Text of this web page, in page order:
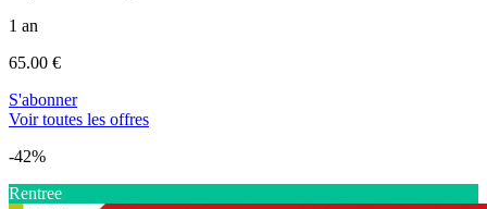
1 an
65.00 €
S'abonner
Voir toutes les offres
-42%
Rentree